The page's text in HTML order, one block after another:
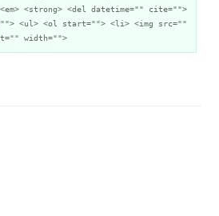
<strong> <del datetime="" cite="">
<ul> <ol start=""> <li> <img src=""
width="">